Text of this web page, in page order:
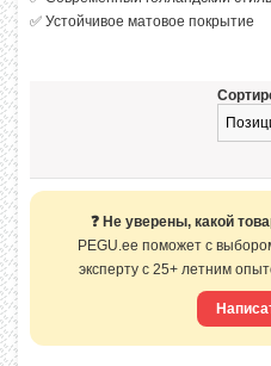
✅ Устойчивое матовое покрытие
❓ Не уверены, какой
PEGU.ee поможет с
эксперту с 25+ летним